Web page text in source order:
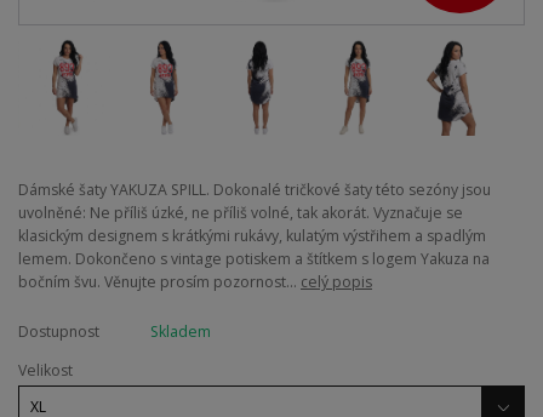
Dámské šaty YAKUZA SPILL. Dokonalé tričkové šaty této sezóny jsou
uvolněné: Ne příliš úzké, ne příliš volné, tak akorát. Vyznačuje se
klasickým designem s krátkými rukávy, kulatým výstřihem a spadlým
lemem. Dokončeno s vintage potiskem a štítkem s logem Yakuza na
bočním švu. Věnujte prosím pozornost... celý popis
Dostupnost
Skladem
Velikost